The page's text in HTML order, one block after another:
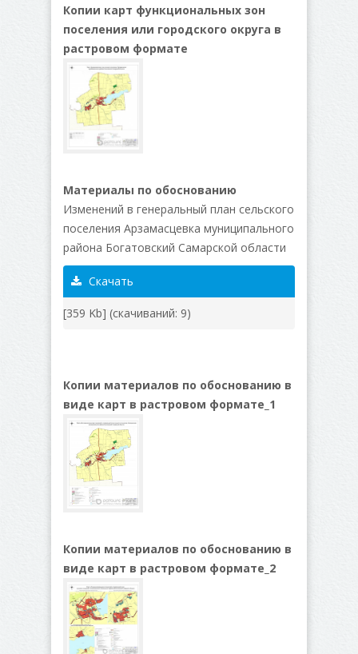
Копии карт функциональных зон
поселения или городского округа в
растровом формате
Материалы по обоснованию
Изменений в генеральный план сельского
поселения Арзамасцевка муниципального
района Богатовский Самарской области
Скачать
[359 Kb] (cкачиваний: 9)
Копии материалов по обоснованию в
виде карт в растровом формате_1
Копии материалов по обоснованию в
виде карт в растровом формате_2